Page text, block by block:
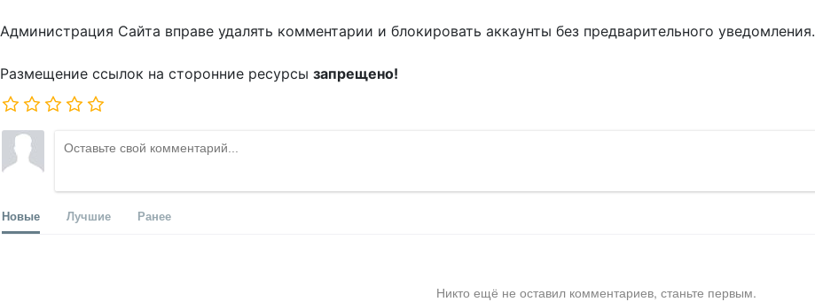
Администрация Сайта вправе удалять комментарии и блокировать аккаунты без предварительного уведомления.
Размещение ссылок на сторонние ресурсы запрещено!
Новые Лучшие Ранее
Никто ещё не оставил комментариев, станьте первым.